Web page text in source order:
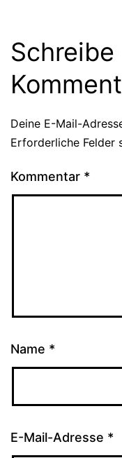
Schreibe
Deine E-Mail-
Erforderliche Felder
Kommentar *
Name *
E-Mail-Adresse *